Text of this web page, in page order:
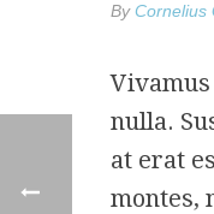
ByCornelius
nulla.
at erat
montes,